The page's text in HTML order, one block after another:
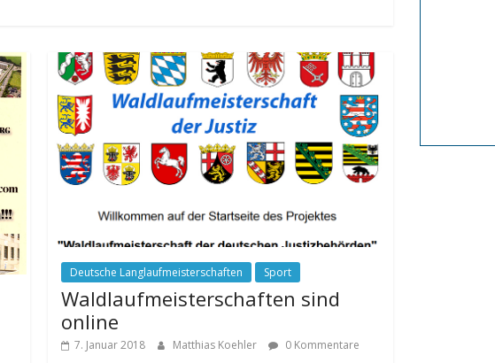
Deutsche Langlaufmeisterschaften Sport
Waldlaufmeisterschaften sind
online
7. Januar 2018 Matthias Koehler 0 Kommentare